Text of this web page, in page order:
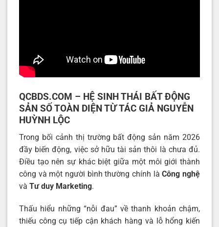
QCBDS.COM – HỆ SINH THÁI BẤT ĐỘNG
SẢN SỐ TOÀN DIỆN TỪ TÁC GIẢ NGUYỄN
HUỲNH LỘC
Trong bối cảnh thị trường bất động sản năm 2026
đầy biến động, việc sở hữu tài sản thôi là chưa đủ.
Điều tạo nên sự khác biệt giữa một môi giới thành
công và một người bình thường chính làCông nghệ
và Tư duy Marketing.
Thấu hiểu những “nỗi đau” về thanh khoản chậm,
thiếu công cụ tiếp cận khách hàng và lỗ hổng kiến